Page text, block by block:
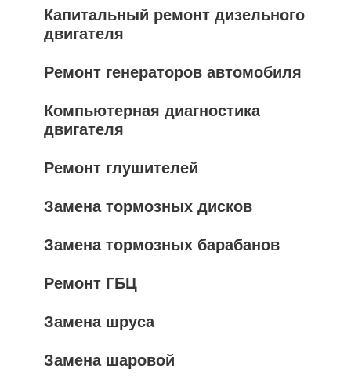
Капитальный ремонт дизельного
двигателя
Ремонт генераторов автомобиля
Компьютерная диагностика
двигателя
Ремонт глушителей
Замена тормозных дисков
Замена тормозных барабанов
Ремонт ГБЦ
Замена шруса
Замена шаровой